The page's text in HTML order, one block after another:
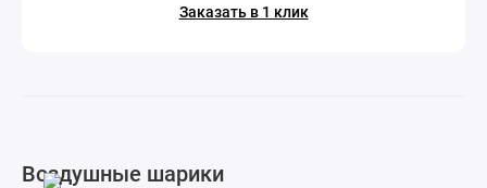
Заказать в 1 клик
Воздушные шарики